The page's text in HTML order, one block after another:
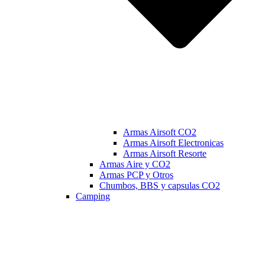
Armas Airsoft CO2
Armas Airsoft Electronicas
Armas Airsoft Resorte
Armas Aire y CO2
Armas PCP y Otros
Chumbos, BBS y capsulas CO2
Camping